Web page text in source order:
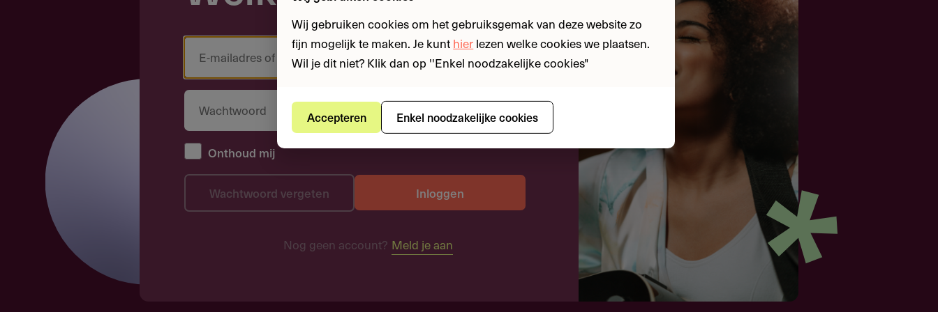
Onthoud mij
Inloggen
Wachtwoord vergeten
Nog geen account? Meld je aan
Wij gebruiken cookies om het gebruiksgemak van deze website zo
fijn mogelijk te maken. Je kunthierlezen welke cookies we plaatsen.
Wil je dit niet? Klik dan op ''Enkel noodzakelijke cookies"
Accepteren Enkel noodzakelijke cookies